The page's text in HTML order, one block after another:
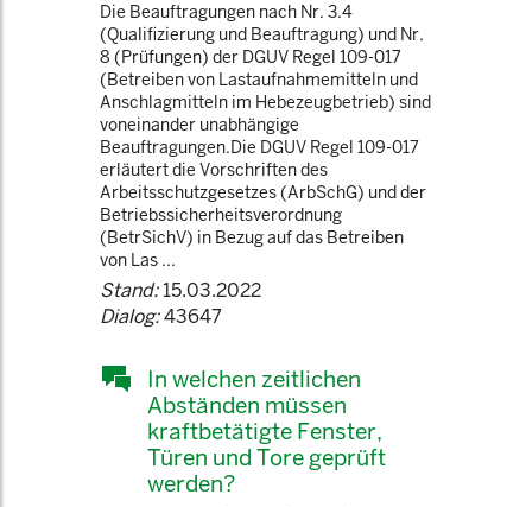
Die Beauftragungen nach Nr. 3.4
(Qualifizierung und Beauftragung) und Nr.
8 (Prüfungen) der DGUV Regel 109-017
(Betreiben von Lastaufnahmemitteln und
Anschlagmitteln im Hebezeugbetrieb) sind
voneinander unabhängige
Beauftragungen.Die DGUV Regel 109-017
erläutert die Vorschriften des
Arbeitsschutzgesetzes (ArbSchG) und der
Betriebssicherheitsverordnung
(BetrSichV) in Bezug auf das Betreiben
von Las ...
Stand:15.03.2022
Dialog:43647
In welchen zeitlichen
Abständen müssen
kraftbetätigte Fenster,
Türen und Tore geprüft
werden?